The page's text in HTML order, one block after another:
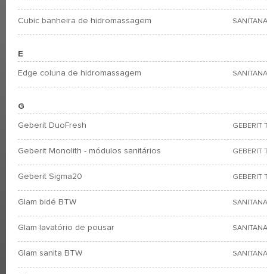
Cubic banheira de hidromassagem
E
Edge coluna de hidromassagem
G
Geberit DuoFresh GEBERIT
Geberit Monolith - módulos sanitários GEBERIT
Geberit Sigma20 GEBERIT
Glam bidé BTW
Glam lavatório de pousar
Glam sanita BTW